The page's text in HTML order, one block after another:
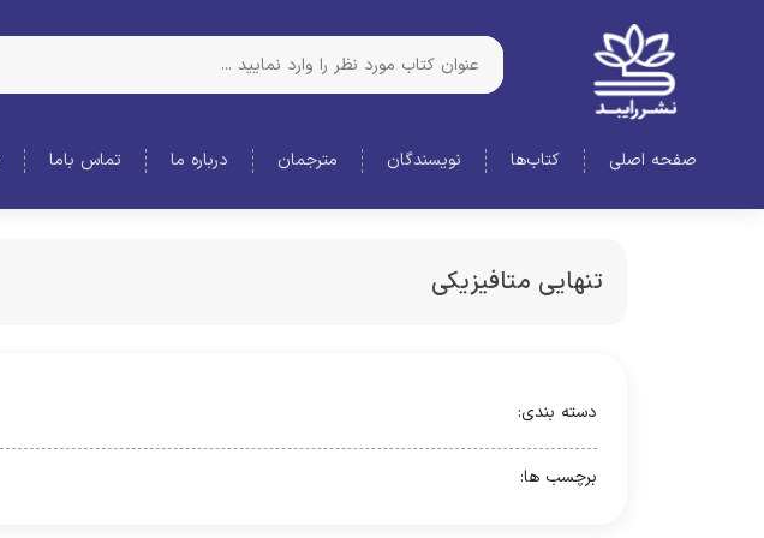
صفحه اصلی کتاب‌ها نویسندگان مترجمان درباره ما تماس باما
تنهایی متافیزیکی
دسته بندی:
برچسب ها: